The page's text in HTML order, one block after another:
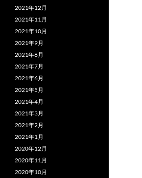
2021年12月
2021年11月
2021年10月
2021年9月
2021年8月
2021年7月
2021年6月
2021年5月
2021年4月
2021年3月
2021年2月
2021年1月
2020年12月
2020年11月
2020年10月